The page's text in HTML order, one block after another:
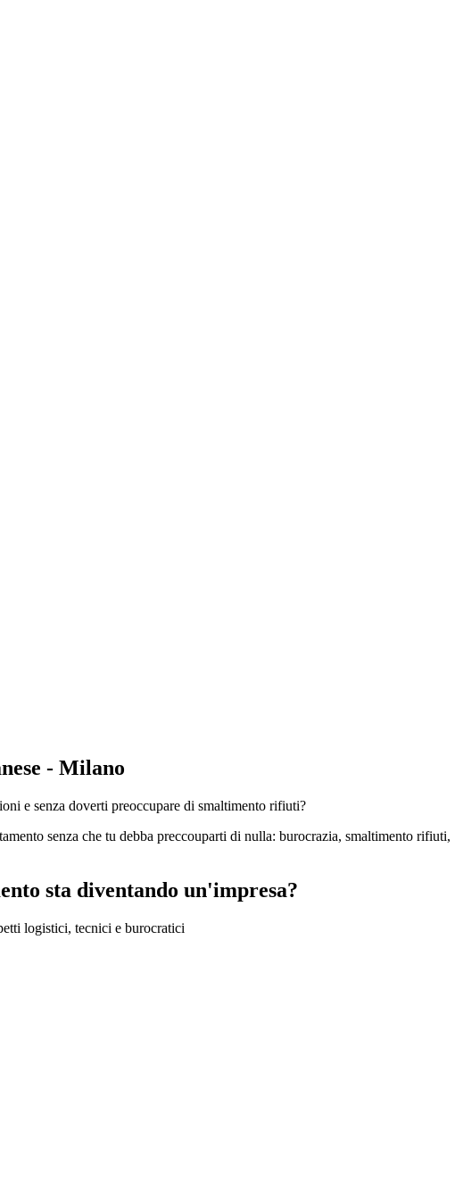
- Milano
e senza doverti preoccupare di smaltimento rifiuti?
senza che tu debba preccouparti di nulla: burocrazia, smaltimento rifiuti,
sta diventando un'impresa?​
logistici, tecnici e burocratici